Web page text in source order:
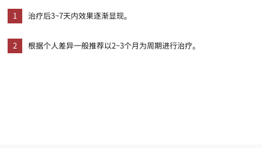
1 治疗后3~7天内效果逐渐显现。
2 根据个人差异一般推荐以2~3个月为周期进行治疗。